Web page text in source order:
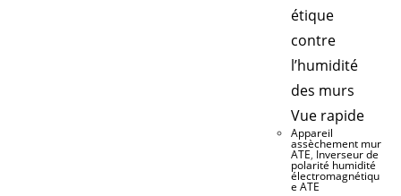
Vue rapide
Appareil
assèchement mur
ATE, Inverseur de
polarité humidité
électromagnétiqu
e ATE